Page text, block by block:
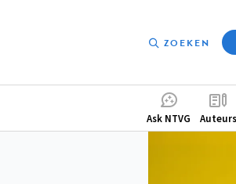
ZOEKEN
Ask NTVG Auteurs